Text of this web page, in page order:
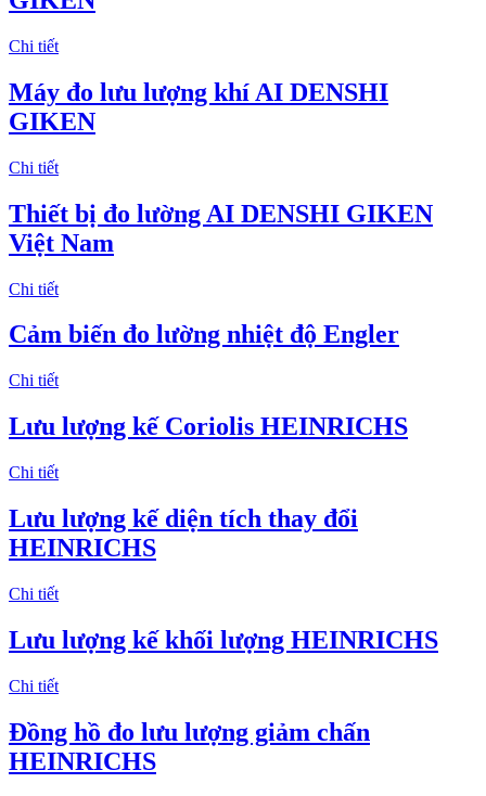
Chi tiết
Máy đo lưu lượng khí AI DENSHI
GIKEN
Chi tiết
Thiết bị đo lường AI DENSHI GIKEN
Việt Nam
Chi tiết
Cảm biến đo lường nhiệt độ Engler
Chi tiết
Lưu lượng kế Coriolis HEINRICHS
Chi tiết
Lưu lượng kế diện tích thay đổi
HEINRICHS
Chi tiết
Lưu lượng kế khối lượng HEINRICHS
Chi tiết
Đồng hồ đo lưu lượng giảm chấn
HEINRICHS